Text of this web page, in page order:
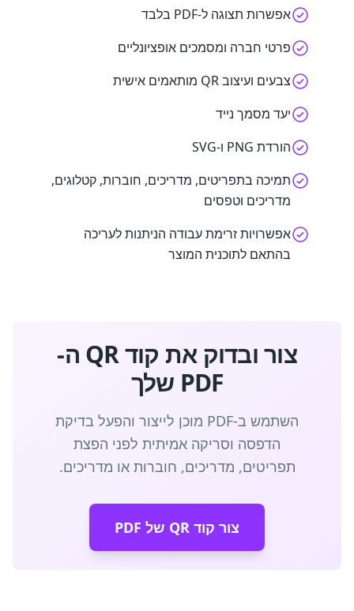
אפשרות תצוגה ל-PDF בלבד
פרטי חברה ומסמכים אופציונליים
צבעים ועיצוב QR מותאמים אישית
יעד מסמך נייד
הורדת PNG ו-SVG
תמיכה בתפריטים, מדריכים, חוברות, קטלוגים,
מדריכים וטפסים
אפשרויות זרימת עבודה הניתנות לעריכה
בהתאם לתוכנית המוצר
צור ובדוק את קוד QR ה-
PDF שלך
השתמש ב-PDF מוכן לייצור והפעל בדיקת
הדפסה וסריקה אמיתית לפני הפצת
תפריטים, מדריכים, חוברות או מדריכים.
צור קוד QR של PDF